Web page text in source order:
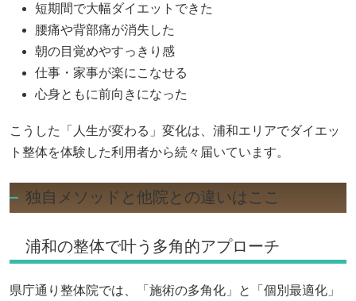
短期間で大幅ダイエットできた
腰痛や背部痛が消失した
朝の目覚めやすっきり感
仕事・家事が楽にこなせる
心身ともに前向きになった
こうした「人生が変わる」変化は、浦和エリアでダイエッ
ト整体を体験した利用者から続々届いています。
独自メソッドと他院との違いはここ
浦和の整体で叶う多角的アプローチ
県庁通り整体院では、「施術の多角化」と「個別最適化」